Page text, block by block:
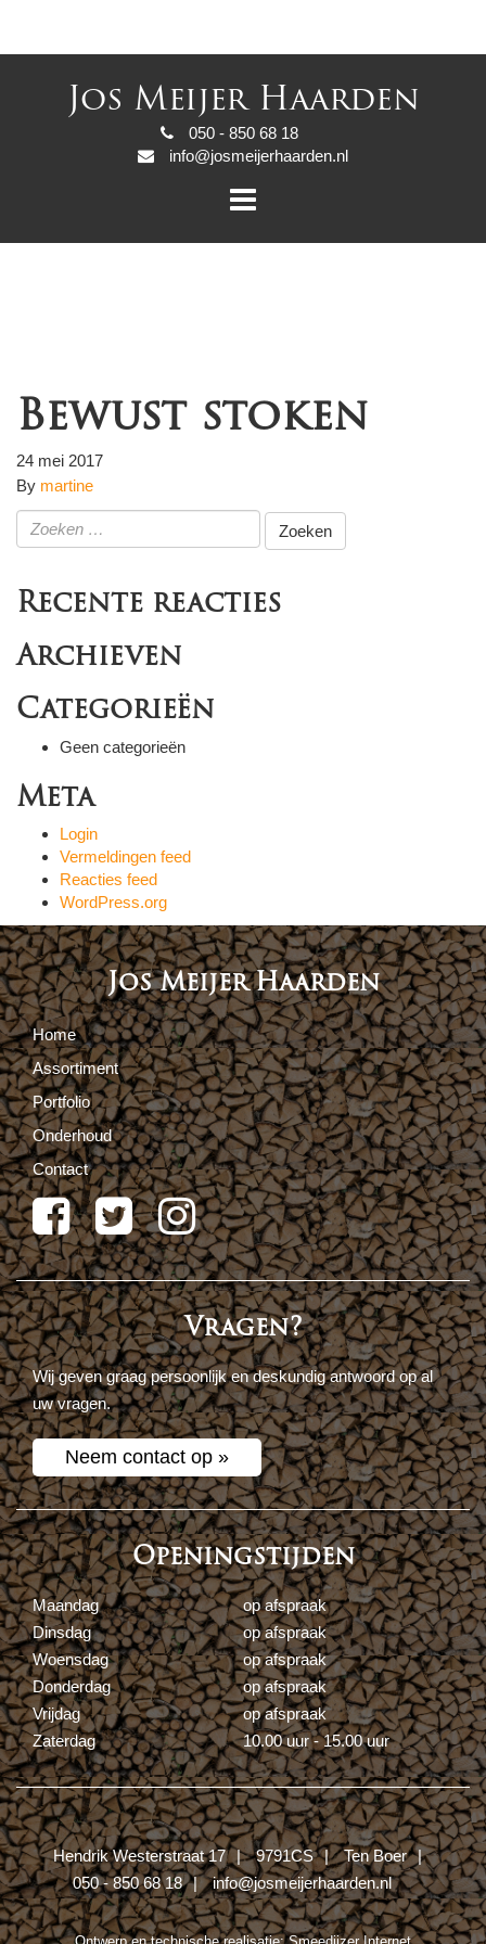
Jos Meijer Haarden
050 - 850 68 18
info@josmeijerhaarden.nl
Bewust stoken
24 mei 2017
By martine
Zoeken
naar:
Recente reacties
Archieven
Categorieën
Geen categorieën
Meta
Login
Vermeldingen feed
Reacties feed
WordPress.org
Jos Meijer Haarden
Home
Assortiment
Portfolio
Onderhoud
Contact
Vragen?
Wij geven graag persoonlijk en deskundig antwoord op al
uw vragen.
Neem contact op »
Openingstijden
Maandag
op afspraak
Dinsdag
op afspraak
Woensdag
op afspraak
Donderdag
op afspraak
Vrijdag
op afspraak
Zaterdag
10.00 uur - 15.00 uur
Hendrik Westerstraat 17 9791CS
Ten Boer
050 - 850 68 18
info@josmeijerhaarden.nl